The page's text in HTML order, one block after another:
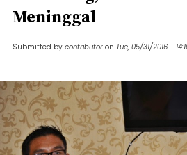
Meninggal
Submitted by contributor on Tue, 05/31/2016 -